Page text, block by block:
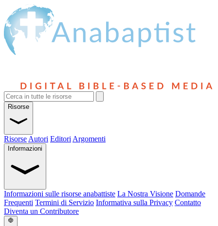
Risorse
Risorse Autori Editori Argomenti
Informazioni
Informazioni sulle risorse anabattiste La Nostra Visione Domande
Frequenti Termini di Servizio Informativa sulla Privacy Contatto
Diventa un Contributore